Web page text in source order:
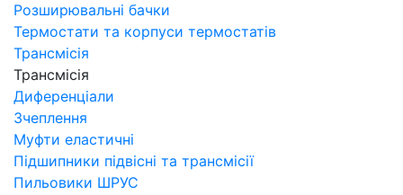
Розширювальні бачки
Термостати та корпуси термостатів
Трансмісія
Трансмісія
Диференціали
Зчеплення
Муфти еластичні
Підшипники підвісні та трансмісії
Пильовики ШРУС